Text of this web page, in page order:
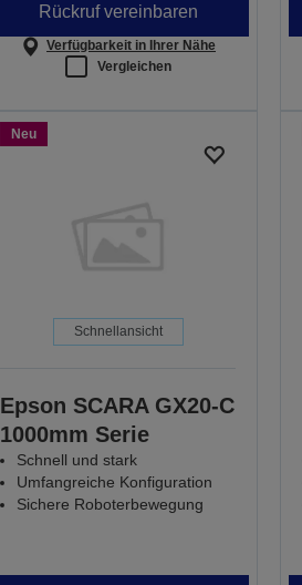
Rückruf vereinbaren
Verfügbarkeit in Ihrer Nähe
Vergleichen
Neu
Schnellansicht
Epson SCARA GX20-C
1000mm Serie
Schnell und stark
Umfangreiche Konfiguration
Sichere Roboterbewegung